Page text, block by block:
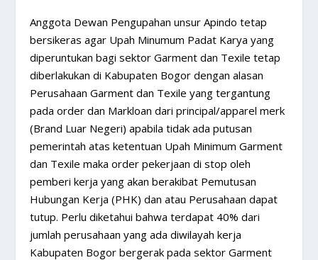
Anggota Dewan Pengupahan unsur Apindo tetap
bersikeras agar Upah Minumum Padat Karya yang
diperuntukan bagi sektor Garment dan Texile tetap
diberlakukan di Kabupaten Bogor dengan alasan
Perusahaan Garment dan Texile yang tergantung
pada order dan Markloan dari principal/apparel merk
(Brand Luar Negeri) apabila tidak ada putusan
pemerintah atas ketentuan Upah Minimum Garment
dan Texile maka order pekerjaan di stop oleh
pemberi kerja yang akan berakibat Pemutusan
Hubungan Kerja (PHK) dan atau Perusahaan dapat
tutup. Perlu diketahui bahwa terdapat 40% dari
jumlah perusahaan yang ada diwilayah kerja
Kabupaten Bogor bergerak pada sektor Garment